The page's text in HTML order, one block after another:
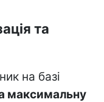
та
на базі
максимальну